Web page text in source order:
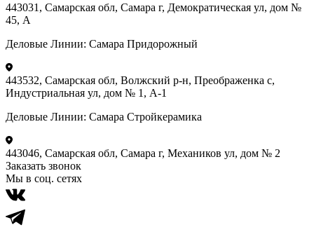
443031, Самарская обл, Самара г, Демократическая ул, дом №
45, А
Деловые Линии: Самара Придорожный
443532, Самарская обл, Волжский р-н, Преображенка с,
Индустриальная ул, дом № 1, А-1
Деловые Линии: Самара Стройкерамика
443046, Самарская обл, Самара г, Механиков ул, дом № 2
Заказать звонок
Мы в соц. сетях